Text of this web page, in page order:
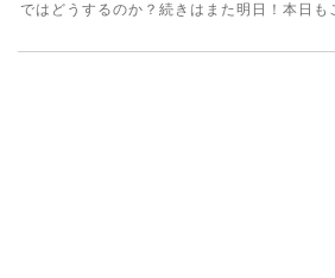
ではどうするのか？続きはまた明日！本日も